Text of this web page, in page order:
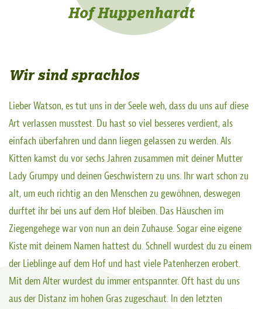
Hof Huppenhardt
Wir sind sprachlos
Lieber Watson, es tut uns in der Seele weh, dass du uns auf diese
Art verlassen musstest. Du hast so viel besseres verdient, als
einfach überfahren und dann liegen gelassen zu werden. Als
Kitten kamst du vor sechs Jahren zusammen mit deiner Mutter
Lady Grumpy und deinen Geschwistern zu uns. Ihr wart schon zu
alt, um euch richtig an den Menschen zu gewöhnen, deswegen
durftet ihr bei uns auf dem Hof bleiben. Das Häuschen im
Ziegengehege war von nun an dein Zuhause. Sogar eine eigene
Kiste mit deinem Namen hattest du. Schnell wurdest du zu einem
der Lieblinge auf dem Hof und hast viele Patenherzen erobert.
Mit dem Alter wurdest du immer entspannter. Oft hast du uns
aus der Distanz im hohen Gras zugeschaut. In den letzten